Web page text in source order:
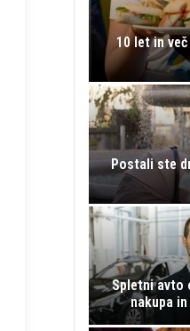
10 let in
Postali ste
Spletni avto
nakupa